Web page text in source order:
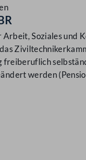
Arbeit, Soziales
freiberuflich
werden